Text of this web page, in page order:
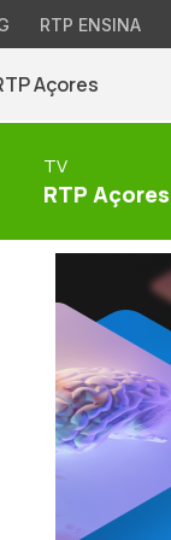
RTP ENSINA
Açores
TV
RTP Açores